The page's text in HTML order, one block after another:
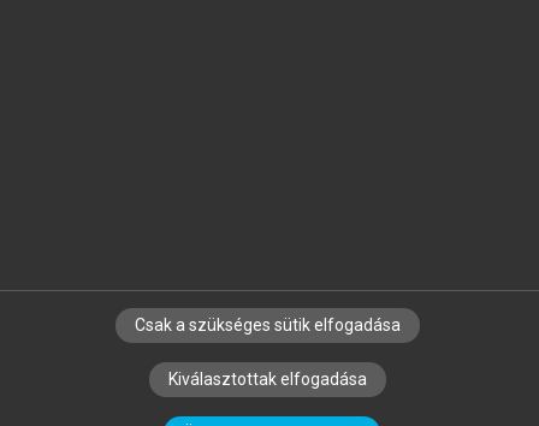
SZERZŐKNEK CÉGEKNEK KÖNYVTÁROSOKNAK
SZERKESZTÉSI ÉS LEKTORÁLÁSI ALAPELVEK
Csak a szükséges sütik elfogadása
Kiválasztottak elfogadása